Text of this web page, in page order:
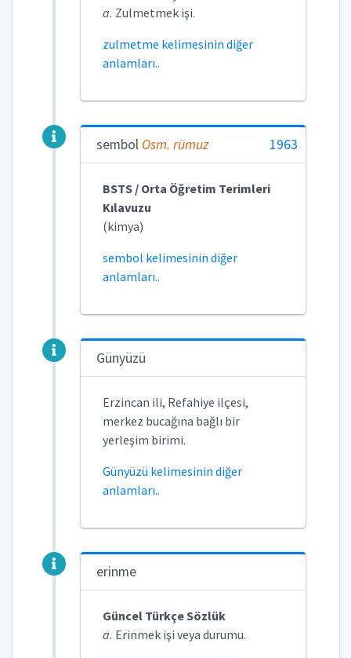
a. Zulmetmek işi.
zulmetme kelimesinin diğer
anlamları..
sembol Osm. rümuz 1963
BSTS / Orta Öğretim Terimleri
Kılavuzu
(kimya)
sembol kelimesinin diğer
anlamları..
Günyüzü
Erzincan ili, Refahiye ilçesi,
merkez bucağına bağlı bir
yerleşim birimi.
Günyüzü kelimesinin diğer
anlamları..
erinme
Güncel Türkçe Sözlük
a. Erinmek işi veya durumu.